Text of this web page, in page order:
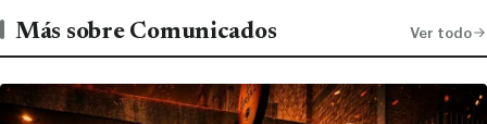
Más sobre Comunicados Ver todo